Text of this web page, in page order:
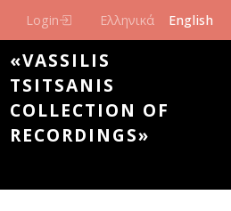
Login Ελληνικά English
«VASSILIS
TSITSANIS
COLLECTION OF
RECORDINGS»